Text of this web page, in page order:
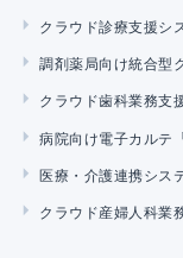
クラウド診療支援シ
調剤薬局向け統合型
クラウド歯科業務支
病院向け電子カルテ
医療・介護連携シス
クラウド産婦人科業